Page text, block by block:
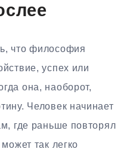
что философия
успех или
она, наоборот,
Человек начинает
где раньше повторял
так легко